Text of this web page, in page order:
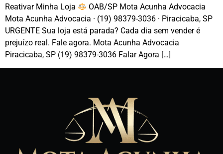
Reativar Minha Loja
OAB/SP Mota Acunha Advocacia
Mota Acunha Advocacia · (19) 98379-3036 · Piracicaba, SP
URGENTE Sua loja está parada? Cada dia sem vender é
prejuízo real. Fale agora. Mota Acunha Advocacia
Piracicaba, SP (19) 98379-3036 Falar Agora […]